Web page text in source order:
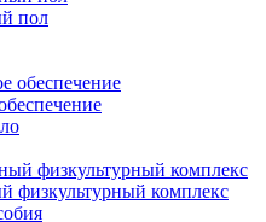
пол
физкультурный комплекс